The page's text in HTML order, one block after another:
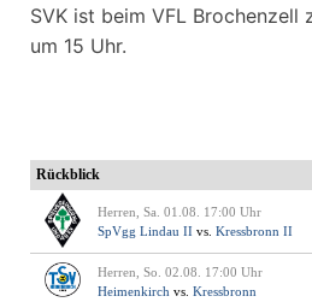
SVK ist beim VFL Brochenzell
um 15 Uhr.